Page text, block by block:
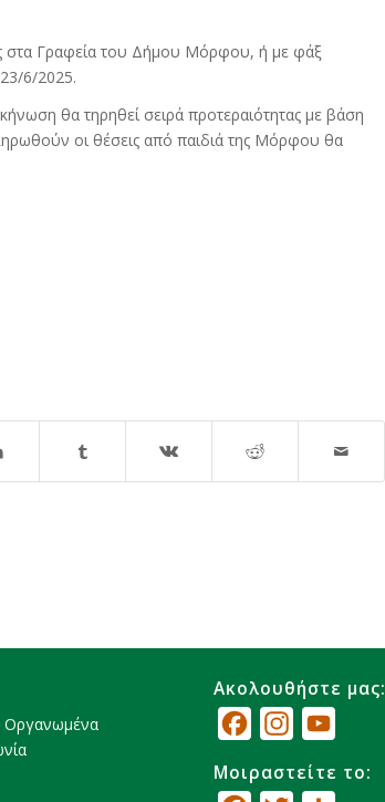
στα Γραφεία του Δήμου Μόρφου, ή με φάξ
23/6/2025.
θα τηρηθεί σειρά προτεραιότητας με βάση
οι θέσεις από παιδιά της Μόρφου θα
Οργανωμένα
Ακολουθήστε μας:
FacebookInstagram
Μοιραστείτε το: